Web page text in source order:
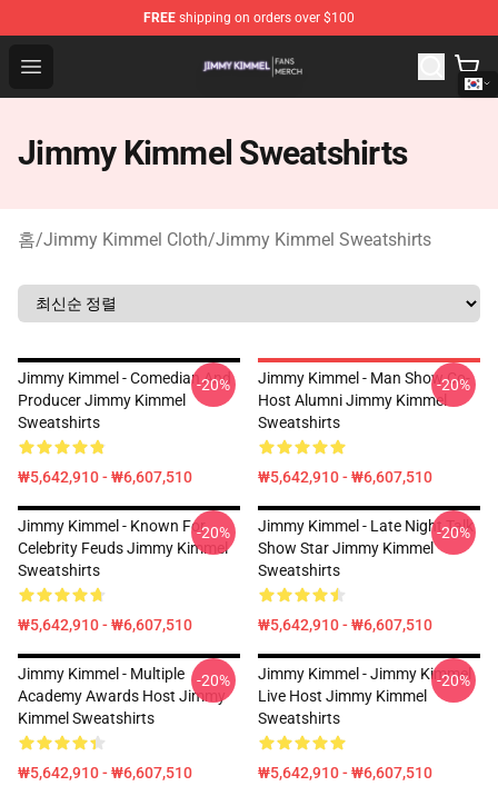
FREE shipping on orders over $100
Open menu
Jimmy Kimmel Shop - Official Jimmy Kimmel
Jimmy Kimmel Sweatshirts
홈/Jimmy Kimmel Cloth/Jimmy Kimmel Sweatshirts
Jimmy Kimmel - Comedian And
Producer Jimmy Kimmel
Sweatshirts
₩5,642,910 - ₩6,607,510
-20%
Jimmy Kimmel - Man Show Co-
Host Alumni Jimmy Kimmel
Sweatshirts
₩5,642,910 - ₩6,607,510
-20%
Jimmy Kimmel - Known For
Celebrity Feuds Jimmy Kimmel
Sweatshirts
₩5,642,910 - ₩6,607,510
-20%
Jimmy Kimmel - Late Night Talk
Show Star Jimmy Kimmel
Sweatshirts
₩5,642,910 - ₩6,607,510
-20%
Jimmy Kimmel - Multiple
Academy Awards Host Jimmy
Kimmel Sweatshirts
₩5,642,910 - ₩6,607,510
-20%
Jimmy Kimmel - Jimmy Kimmel
Live Host Jimmy Kimmel
Sweatshirts
₩5,642,910 - ₩6,607,510
-20%